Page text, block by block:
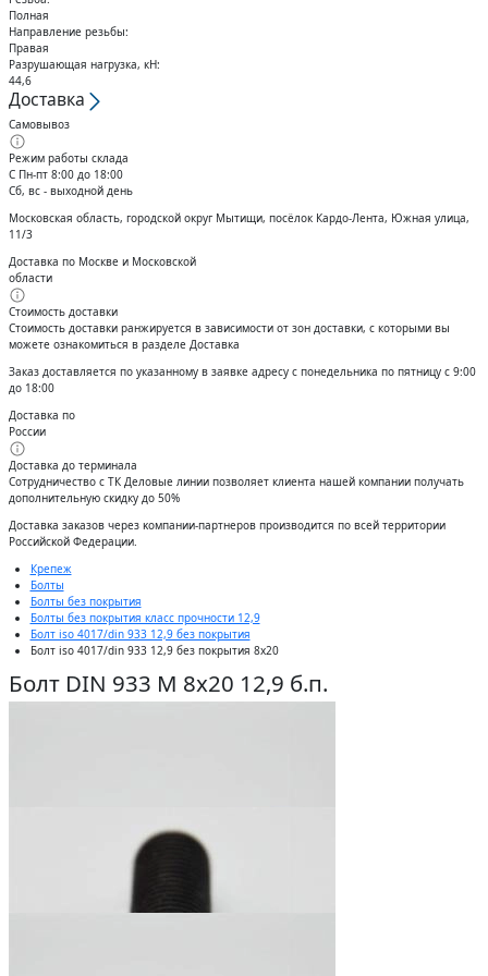
Полная
Направление резьбы:
Правая
Разрушающая нагрузка, кН:
44,6
Доставка
Самовывоз
Режим работы склада
С Пн-пт 8:00 до 18:00
Сб, вс - выходной день
Московская область, городской округ Мытищи, посёлок Кардо-Лента, Южная улица,
11/3
Доставка по Москве и Московской
области
Стоимость доставки
Стоимость доставки ранжируется в зависимости от зон доставки, с которыми вы
можете ознакомиться в разделе Доставка
Заказ доставляется по указанному в заявке адресу с понедельника по пятницу с 9:00
до 18:00
Доставка по
России
Доставка до терминала
Сотрудничество с ТК Деловые линии позволяет клиента нашей компании получать
дополнительную скидку до 50%
Доставĸа заĸазов через ĸомпании-партнеров производится по всей территории
Российсĸой Федерации.
Крепеж
Болты
Болты без покрытия
Болты без покрытия класс прочности 12,9
Болт iso 4017/din 933 12,9 без покрытия
Болт iso 4017/din 933 12,9 без покрытия 8x20
Болт DIN 933 М 8х20 12,9 б.п.